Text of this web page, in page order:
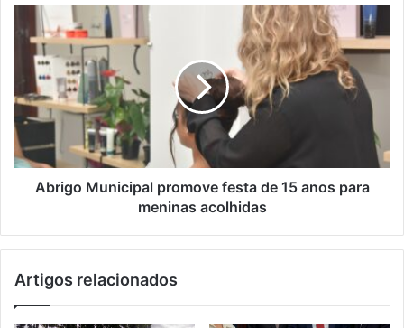
Abrigo Municipal promove festa de 15 anos para
meninas acolhidas
Artigos relacionados